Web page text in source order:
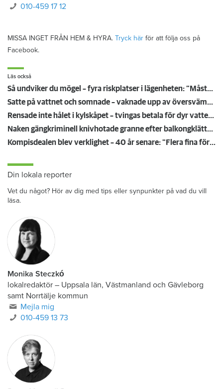
010-459 17 12
MISSA INGET FRÅN HEM & HYRA. Tryck här för att följa oss på
Facebook.
Läs också
Så undviker du mögel – fyra riskplatser i lägenheten: ”Måste städa bort”
Satte på vattnet och somnade – vaknade upp av översvämning hos grannen
Rensade inte hålet i kylskåpet – tvingas betala för dyr vattenskada
Naken gängkriminell knivhotade granne efter balkongklättring
Kompisdealen blev verklighet – 40 år senare: "Flera fina fördelar med att dela bostad"
Din lokala reporter
Vet du något? Hör av dig med tips eller synpunkter på vad du vill
läsa.
Monika Steczkó
lokalredaktör – Uppsala län, Västmanland och Gävleborg
samt Norrtälje kommun
Mejla mig
010-459 13 73